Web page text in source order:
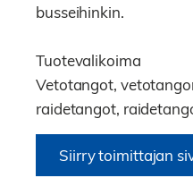
busseihinkin.
Tuotevalikoima
Vetotangot,
raidetangot,
Siirry toimittajan